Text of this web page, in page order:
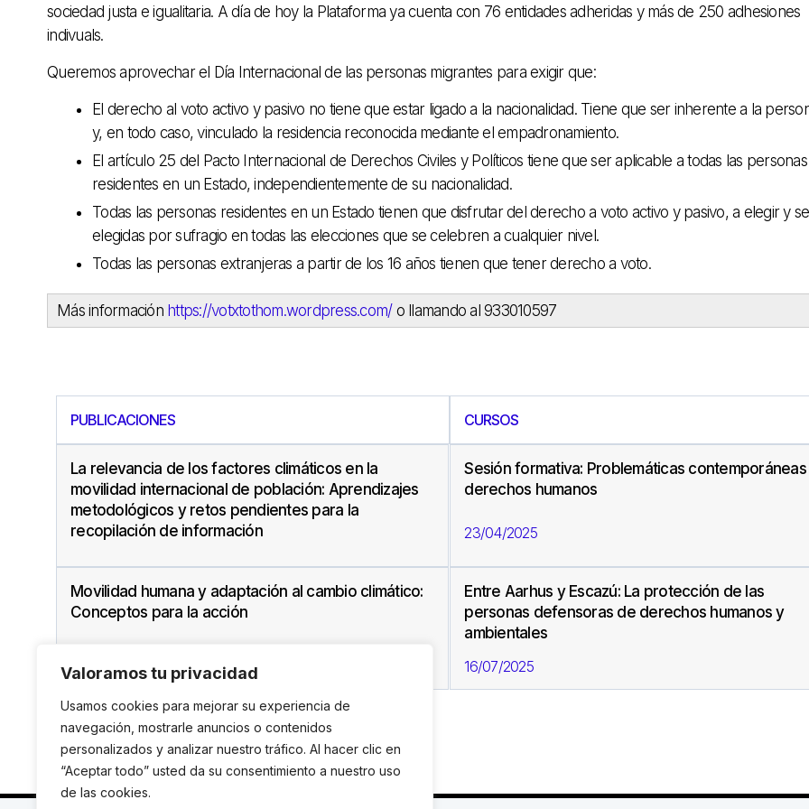
Valoramos tu privacidad
Usamos cookies para mejorar su experiencia de
navegación, mostrarle anuncios o contenidos
personalizados y analizar nuestro tráfico. Al hacer clic en
“Aceptar todo” usted da su consentimiento a nuestro uso
de las cookies.
sociedad justa e igualitaria. A día de hoy la Plataforma ya cuenta con 76 entidades adheridas y más de 250 adhesiones
indivuals.
Queremos aprovechar el Día Internacional de las personas migrantes para exigir que:
El derecho al voto activo y pasivo no tiene que estar ligado a la nacionalidad. Tiene que ser inherente a la
y, en todo caso, vinculado la residencia reconocida mediante el empadronamiento.
El artículo 25 del Pacto Internacional de Derechos Civiles y Políticos tiene que ser aplicable a todas las personas
residentes en un Estado, independientemente de su nacionalidad.
Todas las personas residentes en un Estado tienen que disfrutar del derecho a voto activo y pasivo, a elegir y
elegidas por sufragio en todas las elecciones que se celebren a cualquier nivel.
Todas las personas extranjeras a partir de los 16 años tienen que tener derecho a voto.
Más información https://votxtothom.wordpress.com/o llamando al 933010597
PUBLICACIONES
La relevancia de los factores climáticos en la
movilidad internacional de población: Aprendizajes
metodológicos y retos pendientes para la
recopilación de información
Movilidad humana y adaptación al cambio climático:
Conceptos para la acción
CURSOS
Sesión formativa: Problemáticas
derechos humanos
23/04/2025
Entre Aarhus y Escazú: La protección de las
personas defensoras de derechos humanos y
ambientales
16/07/2025